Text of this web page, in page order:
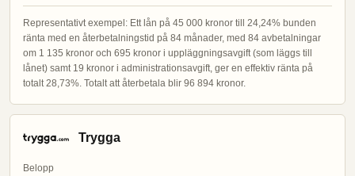
Representativt exempel: Ett lån på 45 000 kronor till 24,24% bunden
ränta med en återbetalningstid på 84 månader, med 84 avbetalningar
om 1 135 kronor och 695 kronor i uppläggningsavgift (som läggs till
lånet) samt 19 kronor i administrationsavgift, ger en effektiv ränta på
totalt 28,73%. Totalt att återbetala blir 96 894 kronor.
Trygga
Belopp